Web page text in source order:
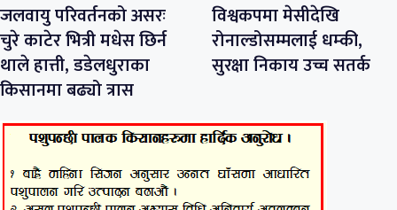
जलवायु परिवर्तनको असरः
चुरे काटेर भित्री मधेस छिर्न
थाले हात्ती, डडेलधुराका
किसानमा बढ्यो त्रास
विश्वकपमा मेसीदेखि
रोनाल्डोसम्मलाई धम्की,
सुरक्षा निकाय उच्च सतर्क